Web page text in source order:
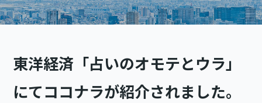
東洋経済「占いのオモテとウラ」
にてココナラが紹介されました。